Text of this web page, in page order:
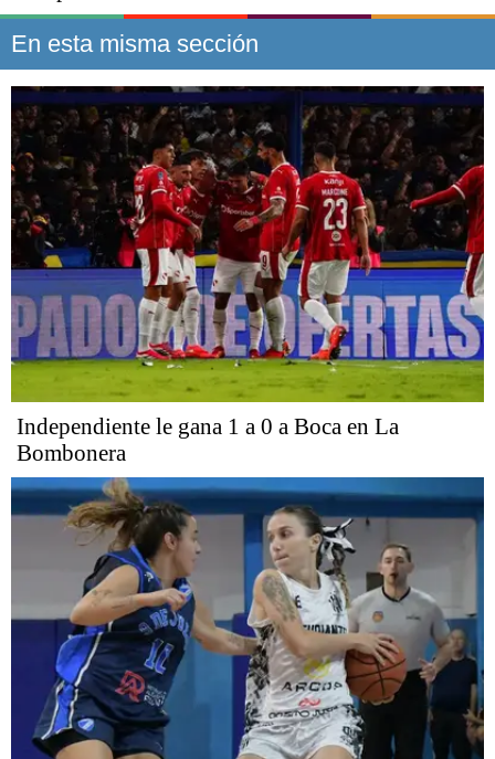
En esta misma sección
Independiente le gana 1 a 0 a Boca en La
Bombonera